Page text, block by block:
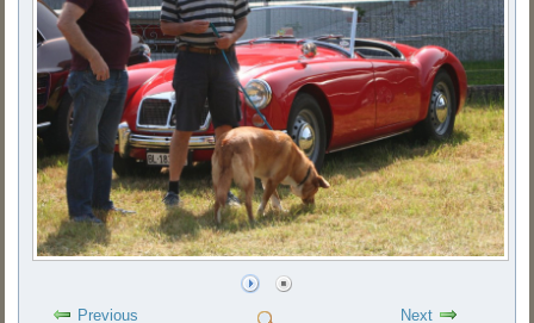
Previous Next